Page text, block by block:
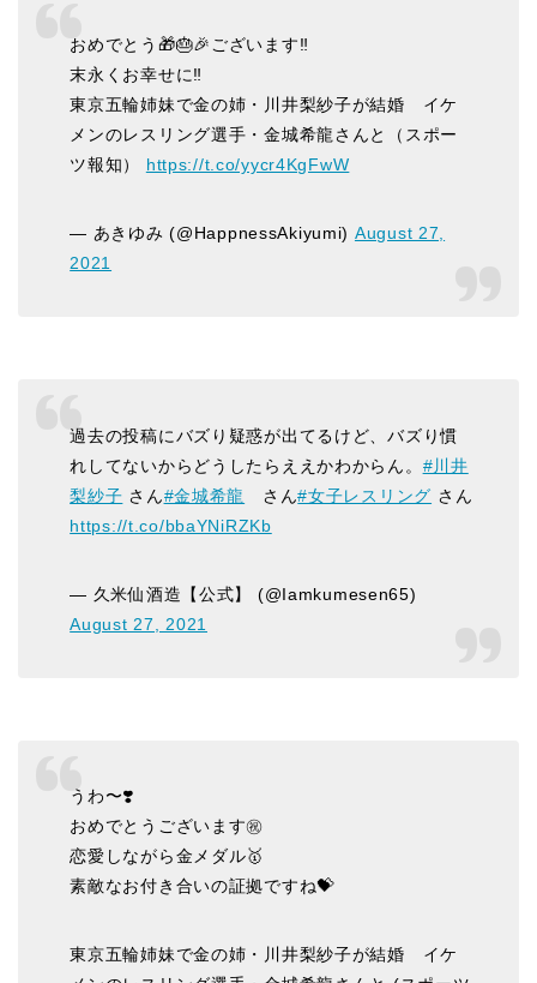
おめでとう🎁🎂🎉ございます‼️
末永くお幸せに‼️
東京五輪姉妹で金の姉・川井梨紗子が結婚 イケ
メンのレスリング選手・金城希龍さんと（スポー
ツ報知） https://t.co/yycr4KgFwW
— あきゆみ (@HappnessAkiyumi) August 27,
2021
過去の投稿にバズり疑惑が出てるけど、バズり慣
れしてないからどうしたらええかわからん。 #川井
梨紗子 さん#金城希龍 さん#女子レスリング さん
https://t.co/bbaYNiRZKb
— 久米仙酒造【公式】 (@Iamkumesen65)
August 27, 2021
うわ〜❣️
おめでとうございます㊗️
恋愛しながら金メダル🥇
素敵なお付き合いの証拠ですね💝
東京五輪姉妹で金の姉・川井梨紗子が結婚 イケ